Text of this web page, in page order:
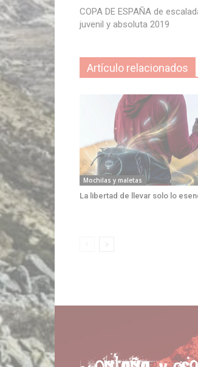
COPA DE ESPAÑA de
juvenil y absoluta 2019
Artículo relacionados
Mochilas y maletas
La libertad de llevar solo lo